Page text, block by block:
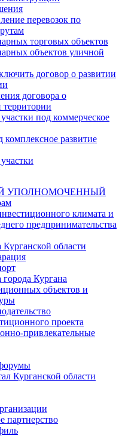
перевозок по
торговых объектов
объектов уличной
договор о развитии
договора о
территории
под коммерческое
комплексное развитие
УПОЛНОМОЧЕННЫЙ
климата и
предпринимательства
области
Кургана
объектов и
проекта
привлекательные
Курганской области
партнерство